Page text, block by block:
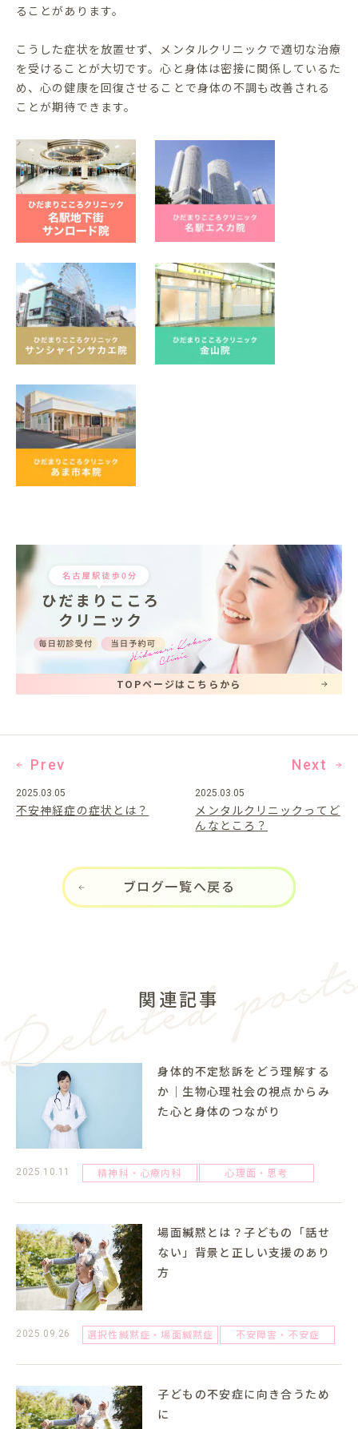
ることがあります。
こうした症状を放置せず、メンタルクリニックで適切な治療
を受けることが大切です。心と身体は密接に関係しているた
め、心の健康を回復させることで身体の不調も改善される
ことが期待できます。
TOPページはこちらから
Prev
2025.03.05
不安神経症の症状とは？
Next
2025.03.05
メンタルクリニックってど
んなところ？
ブログ一覧へ戻る
関連記事
身体的不定愁訴をどう理解する
か｜生物心理社会の視点からみ
た心と身体のつながり
2025.10.11 精神科・心療内科 心理面・思考
場面緘黙とは？子どもの「話せ
ない」背景と正しい支援のあり
方
2025.09.26 選択性緘黙症・場面緘黙症 不安障害・不安症
子どもの不安症に向き合うため
に